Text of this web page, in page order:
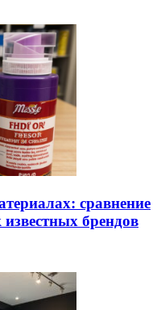
сравнение
брендов